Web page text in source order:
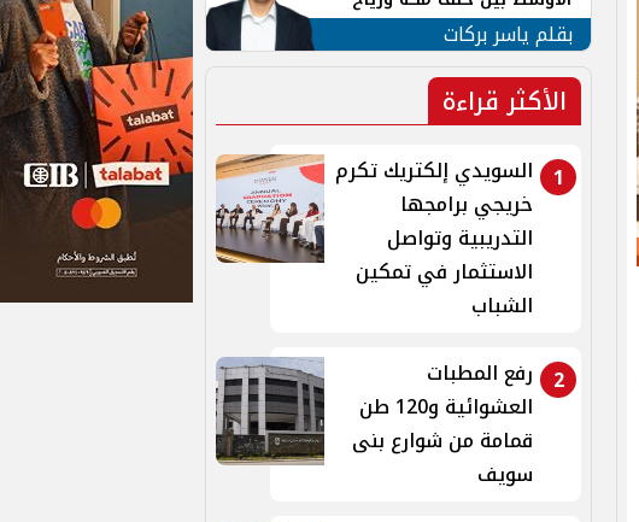
طهران
بقلم ياسر بركات
الأكثر قراءة
1
السويدي إلكتريك تكرم
خريجي برامجها
التدريبية وتواصل
الاستثمار في تمكين
الشباب
2
رفع المطبات
العشوائية و120 طن
قمامة من شوارع بنى
سويف